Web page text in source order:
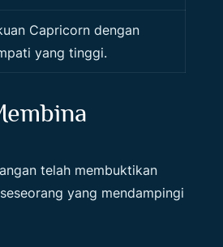
Capricorn dengan
yang tinggi.
telah membuktikan
yang mendampingi